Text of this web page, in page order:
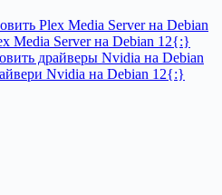
Plex Media Server на Debian
Media Server на Debian 12{:}
драйверы Nvidia на Debian
Nvidia на Debian 12{:}